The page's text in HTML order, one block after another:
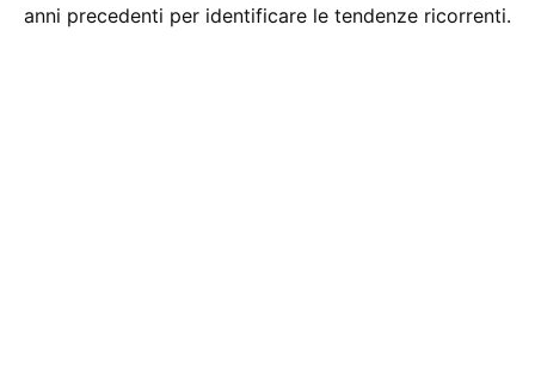
anni precedenti per identificare le tendenze ricorrenti.